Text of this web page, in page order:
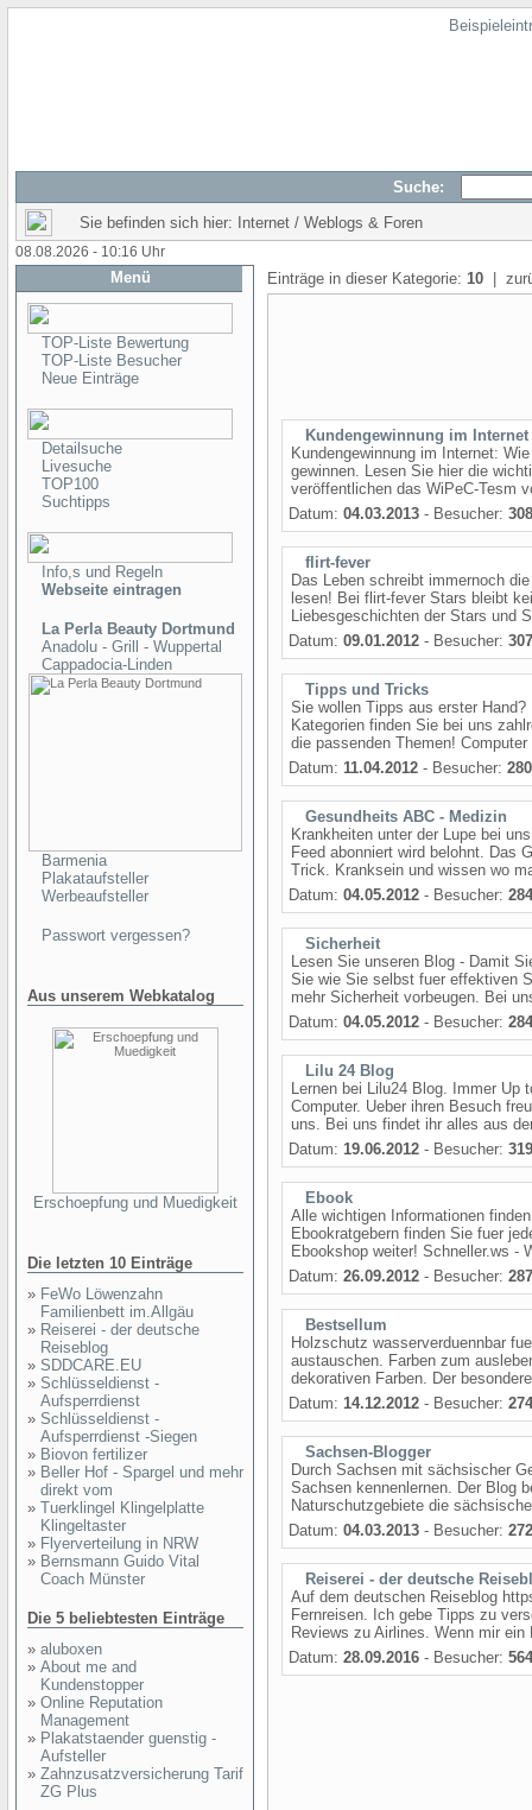
Suche:
Sie befinden sich hier: Internet / Weblogs & Foren
08.08.2026 - 10:16 Uhr
Menü
TOP-Liste Bewertung
TOP-Liste Besucher
Neue Einträge
Detailsuche
Livesuche
TOP100
Suchtipps
Info,s und Regeln
Webseite eintragen
La Perla Beauty Dortmund
Anadolu - Grill - Wuppertal
Cappadocia-Linden
Barmenia
Plakataufsteller
Werbeaufsteller
Passwort vergessen?
Aus unserem Webkatalog
Erschoepfung und Muedigkeit
Die letzten 10 Einträge
» FeWo Löwenzahn
Familienbett im.Allgäu
» Reiserei - der deutsche
Reiseblog
» SDDCARE.EU
» Schlüsseldienst -
Aufsperrdienst
» Schlüsseldienst -
Aufsperrdienst -Siegen
» Biovon fertilizer
» Beller Hof - Spargel und mehr
direkt vom
» Tuerklingel Klingelplatte
Klingeltaster
» Flyerverteilung in NRW
» Bernsmann Guido Vital
Coach Münster
Die 5 beliebtesten Einträge
» aluboxen
» About me and
Kundenstopper
» Online Reputation
Management
» Plakatstaender guenstig -
Aufsteller
» Zahnzusatzversicherung Tarif
ZG Plus
Einträge in dieser Kategorie: 10 |
Kundengewinnung im Internet
Kundengewinnung im Internet:
gewinnen. Lesen Sie hier die
veröffentlichen das WiPeC-Tesm
Datum: 04.03.2013 - Besucher:
flirt-fever
Das Leben schreibt immernoch
lesen! Bei flirt-fever Stars bleibt
Liebesgeschichten der Stars und
Datum: 09.01.2012 - Besucher:
Tipps und Tricks
Sie wollen Tipps aus erster
Kategorien finden Sie bei uns
die passenden Themen!
Datum: 11.04.2012 - Besucher:
Gesundheits ABC - Medizin
Krankheiten unter der Lupe bei
Feed abonniert wird belohnt. Das
Trick. Kranksein und wissen wo
Datum: 04.05.2012 - Besucher:
Sicherheit
Lesen Sie unseren Blog - Damit
Sie wie Sie selbst fuer effektiven
mehr Sicherheit vorbeugen. Bei
Datum: 04.05.2012 - Besucher:
Lilu 24 Blog
Lernen bei Lilu24 Blog. Immer Up
Computer. Ueber ihren Besuch
uns. Bei uns findet ihr alles aus
Datum: 19.06.2012 - Besucher:
Ebook
Alle wichtigen Informationen
Ebookratgebern finden Sie fuer
Ebookshop weiter! Schneller.ws -
Datum: 26.09.2012 - Besucher:
Bestsellum
Holzschutz wasserverduennbar
austauschen. Farben zum
dekorativen Farben. Der
Datum: 14.12.2012 - Besucher:
Sachsen-Blogger
Durch Sachsen mit sächsischer
Sachsen kennenlernen. Der Blog
Naturschutzgebiete die
Datum: 04.03.2013 - Besucher:
Reiserei - der deutsche
Auf dem deutschen Reiseblog
Fernreisen. Ich gebe Tipps zu
Reviews zu Airlines. Wenn mir
Datum: 28.09.2016 - Besucher: